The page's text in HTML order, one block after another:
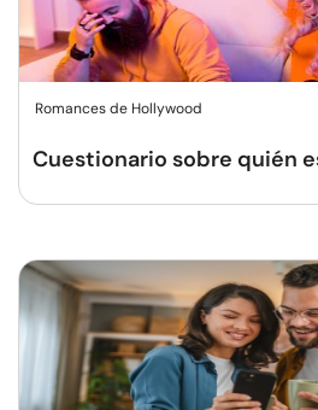
Romances de Hollywood
Cuestionario sobre quién